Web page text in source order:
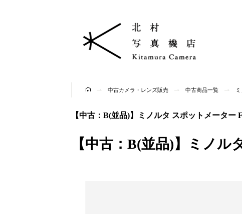
中古カメラ・レンズ販売 中古商品一覧
【中古：B(並品)】ミノルタ スポットメーター F
【中古：B(並品)】ミノル